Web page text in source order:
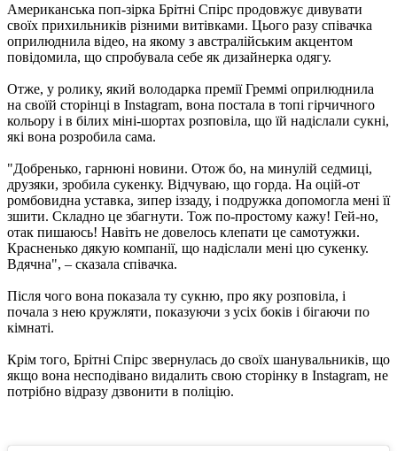
Американська поп-зірка Брітні Спірс продовжує дивувати
своїх прихильників різними витівками. Цього разу співачка
оприлюднила відео, на якому з австралійським акцентом
повідомила, що спробувала себе як дизайнерка одягу.
Отже, у ролику, який володарка премії Греммі оприлюднила
на своїй сторінці в Instagram, вона постала в топі гірчичного
кольору і в білих міні-шортах розповіла, що їй надіслали сукні,
які вона розробила сама.
"Добренько, гарнюні новини. Отож бо, на минулій седмиці,
друзяки, зробила сукенку. Відчуваю, що горда. На оцій-от
ромбовидна уставка, зипер іззаду, і подружка допомогла мені її
зшити. Складно це збагнути. Тож по-простому кажу! Гей-но,
отак пишаюсь! Навіть не довелось клепати це самотужки.
Красненько дякую компанії, що надіслали мені цю сукенку.
Вдячна", – сказала співачка.
Після чого вона показала ту сукню, про яку розповіла, і
почала з нею кружляти, показуючи з усіх боків і бігаючи по
кімнаті.
Крім того, Брітні Спірс звернулась до своїх шанувальників, що
якщо вона несподівано видалить свою сторінку в Instagram, не
потрібно відразу дзвонити в поліцію.